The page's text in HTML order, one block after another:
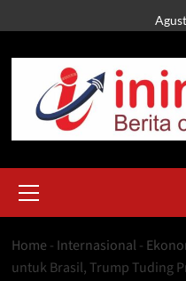
to
content
Menu
Home - Internasional -
untuk Brasil, Trump Tuding